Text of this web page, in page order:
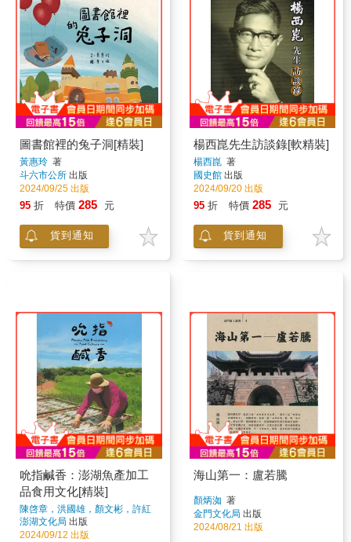
圖書館裡的兔子洞[精裝]
黃惠玲 著
斗六市公所 出版
2024/09/25 出版
95 折 特價 285 元
貨到通知
楊西崑先生訪談錄[軟精裝]
楊西崑著
國史館出版
2024/09/20 出版
95 折 特價 285 元
貨到通知
吮指鹹香：澎湖魚產加工
品食用文化[精裝]
陳啓章，洪國雄，顏文彬，許紅
玉，許光輝，顏夢華，郭璨榮，
張美惠著
澎湖文化局 出版
2024/09/12 出版
海山第一：盧若騰
顏炳洳 著
金門文化局 出版
2024/08/21 出版